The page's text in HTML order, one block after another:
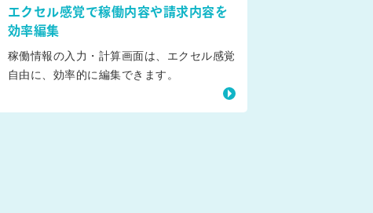
エクセル感覚で稼働内容や請求内容を
効率編集
稼働情報の入力・計算画面は、エクセル感覚
自由に、効率的に編集できます。